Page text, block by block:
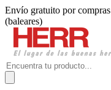
Envío gratuito por
(baleares)